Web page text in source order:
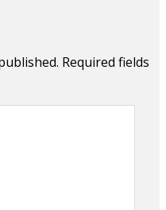
Required fields